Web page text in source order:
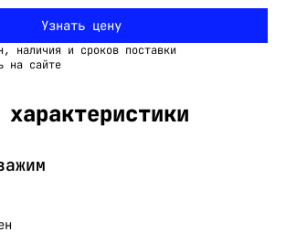
Узнать цену
наличия и сроков поставки
на сайте